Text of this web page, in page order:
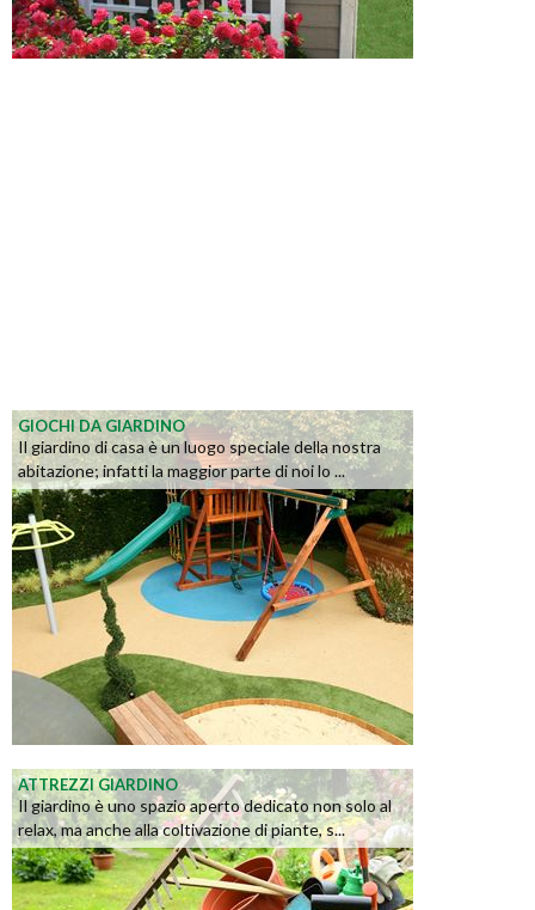
GIOCHI DA GIARDINO
Il giardino di casa è un luogo speciale della nostra
abitazione; infatti la maggior parte di noi lo ...
ATTREZZI GIARDINO
Il giardino è uno spazio aperto dedicato non solo al
relax, ma anche alla coltivazione di piante, s...